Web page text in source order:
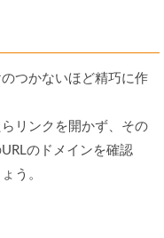
つかないほど精巧に作
リンクを開かず、その
のドメインを確認
う。